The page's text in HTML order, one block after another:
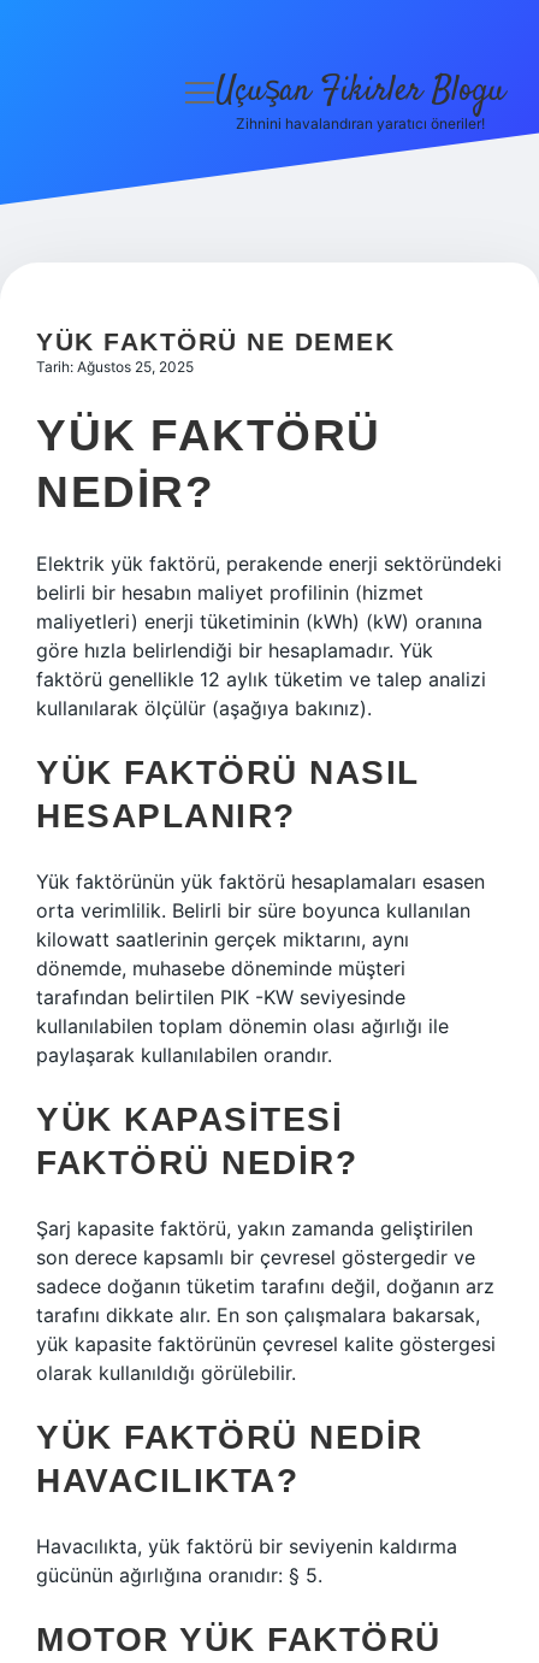
Hakkımızda
menüyü
Uçuşan Fikirler Blogu
Zihnini havalandıran yaratıcı öneriler!
YÜK FAKTÖRÜ NE DEMEK
Tarih: Ağustos 25, 2025
YÜK FAKTÖRÜ
NEDIR?
Elektrik yük faktörü, perakende enerji sektöründeki
belirli bir hesabın maliyet profilinin (hizmet
maliyetleri) enerji tüketiminin (kWh) (kW) oranına
göre hızla belirlendiği bir hesaplamadır. Yük
faktörü genellikle 12 aylık tüketim ve talep analizi
kullanılarak ölçülür (aşağıya bakınız).
YÜK FAKTÖRÜ NASIL
HESAPLANIR?
Yük faktörünün yük faktörü hesaplamaları esasen
orta verimlilik. Belirli bir süre boyunca kullanılan
kilowatt saatlerinin gerçek miktarını, aynı
dönemde, muhasebe döneminde müşteri
tarafından belirtilen PIK -KW seviyesinde
kullanılabilen toplam dönemin olası ağırlığı ile
paylaşarak kullanılabilen orandır.
YÜK KAPASITESI
FAKTÖRÜ NEDIR?
Şarj kapasite faktörü, yakın zamanda geliştirilen
son derece kapsamlı bir çevresel göstergedir ve
sadece doğanın tüketim tarafını değil, doğanın arz
tarafını dikkate alır. En son çalışmalara bakarsak,
yük kapasite faktörünün çevresel kalite göstergesi
olarak kullanıldığı görülebilir.
YÜK FAKTÖRÜ NEDIR
HAVACILIKTA?
Havacılıkta, yük faktörü bir seviyenin kaldırma
gücünün ağırlığına oranıdır: § 5.
MOTOR YÜK FAKTÖRÜ